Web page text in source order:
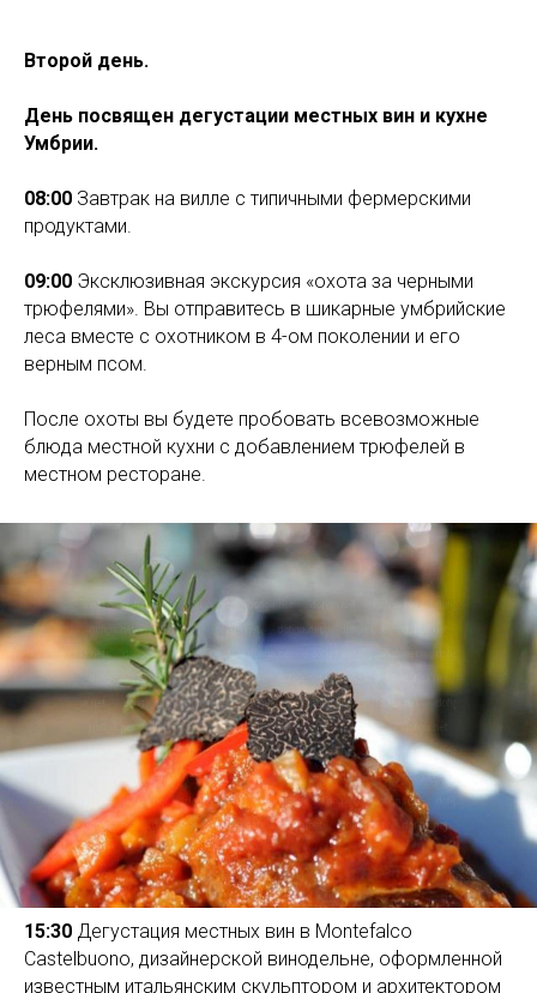
Второй день.
День посвящен дегустации местных вин и кухне
Умбрии.
08:00 Завтрак на вилле c типичными фермерскими
продуктами.
09:00 Эксклюзивная экскурсия «охота за черными
трюфелями». Вы отправитесь в шикарные умбрийские
леса вместе с охотником в 4-ом поколении и его
верным псом.
После охоты вы будете пробовать всевозможные
блюда местной кухни с добавлением трюфелей в
местном ресторане.
15:30 Дегустация местных вин в Montefalco
Castelbuono, дизайнерской винодельне, оформленной
известным итальянским скульптором и архитектором